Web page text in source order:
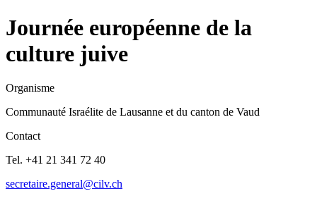
Journée européenne de la
culture juive
Organisme
Communauté Israélite de Lausanne et du canton de Vaud
Contact
Tel. +41 21 341 72 40
secretaire.general@cilv.ch